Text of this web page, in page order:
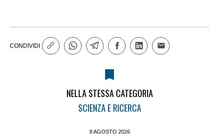
CONDIVIDI
NELLA STESSA CATEGORIA
SCIENZA E RICERCA
8 AGOSTO 2026